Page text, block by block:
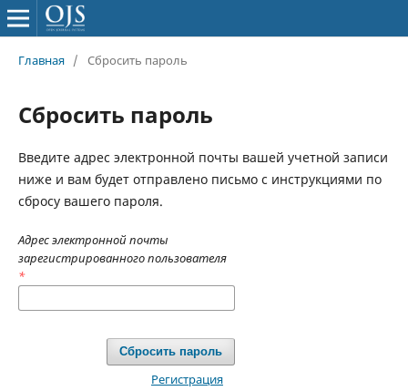
Главная / Сбросить пароль
Сбросить пароль
Введите адрес электронной почты вашей учетной записи
ниже и вам будет отправлено письмо с инструкциями по
сбросу вашего пароля.
Адрес электронной почты
зарегистрированного пользователя
*
Сбросить пароль
Регистрация